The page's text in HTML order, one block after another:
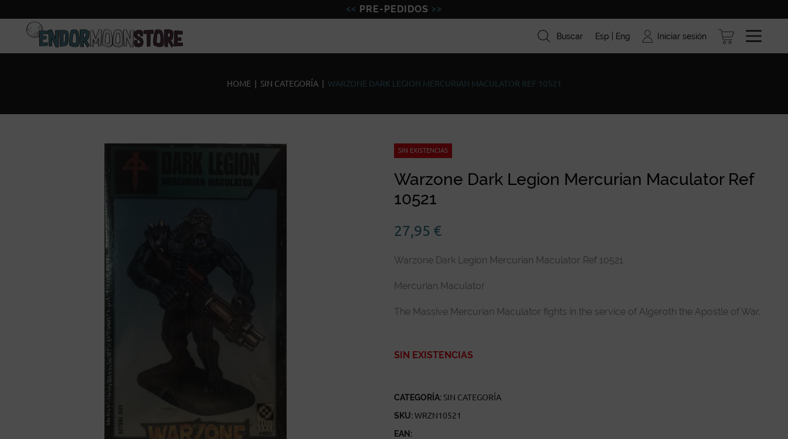
PRE-PEDIDOS
Inicio Pre-pedidos Figuras Miniaturas Modelismo Marcas Blog
Buscar Esp Eng Iniciar sesión
HOME SIN CATEGORÍA| WARZONE DARK LEGION MERCURIAN MACULATOR REF 10521
SIN EXISTENCIAS
Warzone Dark Legion Mercurian Maculator Ref
10521
27,95 €
Warzone Dark Legion Mercurian Maculator Ref 10521
Mercurian Maculator
The Massive Mercurian Maculator fights in the service of Algeroth the Apostle of War.
SIN EXISTENCIAS
CATEGORÍA: SIN CATEGORÍA
SKU:WRZN10521
EAN: